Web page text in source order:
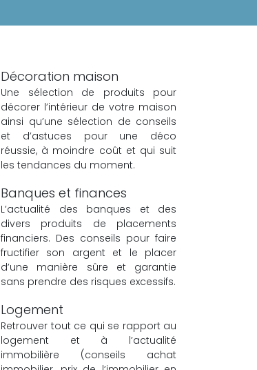
Décoration maison
Une sélection de produits pour
décorer l’intérieur de votre maison
ainsi qu’une sélection de conseils
et d’astuces pour une déco
réussie, à moindre coût et qui suit
les tendances du moment.
Banques et finances
L’actualité des banques et des
divers produits de placements
financiers. Des conseils pour faire
fructifier son argent et le placer
d’une manière sûre et garantie
sans prendre des risques excessifs.
Logement
Retrouver tout ce qui se rapport au
logement et à l’actualité
immobilière (conseils achat